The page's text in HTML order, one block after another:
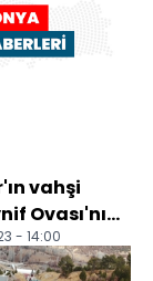
vahşi
Ovası'nın
- 14:00